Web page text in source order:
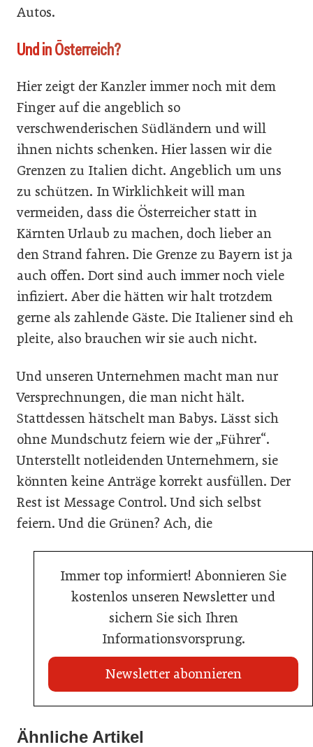
Autos.
Und in Österreich?
Hier zeigt der Kanzler immer noch mit dem
Finger auf die angeblich so
verschwenderischen Südländern und will
ihnen nichts schenken. Hier lassen wir die
Grenzen zu Italien dicht. Angeblich um uns
zu schützen. In Wirklichkeit will man
vermeiden, dass die Österreicher statt in
Kärnten Urlaub zu machen, doch lieber an
den Strand fahren. Die Grenze zu Bayern ist ja
auch offen. Dort sind auch immer noch viele
infiziert. Aber die hätten wir halt trotzdem
gerne als zahlende Gäste. Die Italiener sind eh
pleite, also brauchen wir sie auch nicht.
Und unseren Unternehmen macht man nur
Versprechnungen, die man nicht hält.
Stattdessen hätschelt man Babys. Lässt sich
ohne Mundschutz feiern wie der „Führer“.
Unterstellt notleidenden Unternehmern, sie
könnten keine Anträge korrekt ausfüllen. Der
Rest ist Message Control. Und sich selbst
feiern. Und die Grünen? Ach, die
Immer top informiert! Abonnieren Sie
kostenlos unseren Newsletter und
sichern Sie sich Ihren
Informationsvorsprung.
Newsletter abonnieren
Ähnliche Artikel
Travel Start-up Night 2026: Beste Tourismus-Idee